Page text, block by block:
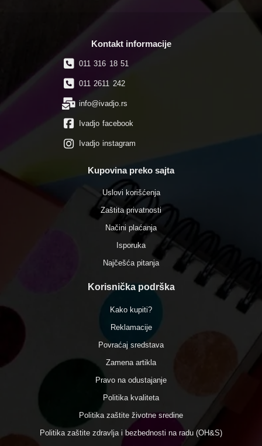
Kontakt informacije
011 316 18 51
011 2611 242
info@ivadjo.rs
Ivadjo facebook
Ivadjo instagram
Kupovina preko sajta
Uslovi korišćenja
Zaštita privatnosti
Načini plaćanja
Isporuka
Najčešća pitanja
Korisnička podrška
Kako kupiti?
Reklamacije
Povraćaj sredstava
Zamena artikla
Pravo na odustajanje
Politika kvaliteta
Politika zaštite životne sredine
Politika zaštite zdravlja i bezbednosti na radu (OH&S)